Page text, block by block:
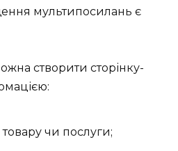
мультипосилань є
створити сторінку-
чи послуги;